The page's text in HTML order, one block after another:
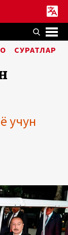
СУРАТЛАР
учун